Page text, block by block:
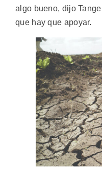
algo bueno, dijo
que hay que apoyar.